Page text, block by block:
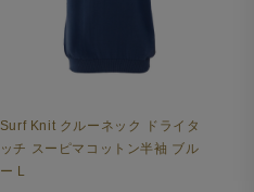
Surf Knit クルーネック ドライタ
ッチ スーピマコットン半袖 ブル
ー L